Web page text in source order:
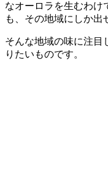
なオーロラを生むわけ
も、その地域にしか出
そんな地域の味に注目
りたいものです。